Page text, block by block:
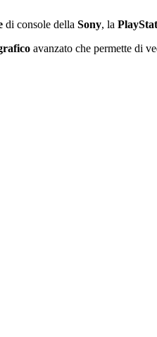
di console della Sony, la
avanzato che permette di